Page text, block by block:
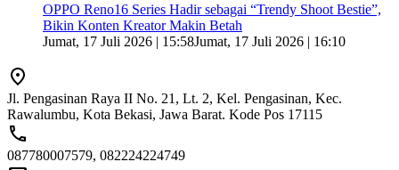
OPPO Reno16 Series Hadir sebagai “Trendy Shoot Bestie”,
Bikin Konten Kreator Makin Betah
Jumat, 17 Juli 2026 | 15:58Jumat, 17 Juli 2026 | 16:10
Jl. Pengasinan Raya II No. 21, Lt. 2, Kel. Pengasinan, Kec.
Rawalumbu, Kota Bekasi, Jawa Barat. Kode Pos 17115
087780007579, 082224224749